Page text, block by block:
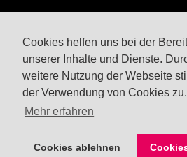
Cookies helfen uns bei der
unserer Inhalte und Dienste.
weitere Nutzung der Webseite
der Verwendung von Cookies zu.
Mehr erfahren
Cookies ablehnen